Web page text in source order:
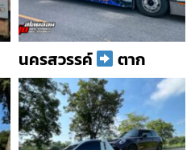
นครสวรรค์ ตาก